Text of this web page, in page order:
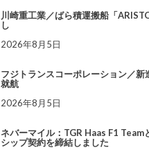
川崎重工業／ばら積運搬船「
し
2026年8月5日
フジトランスコーポレーション／新
就航
2026年8月5日
ネバーマイル：TGR Haas F1 Team
シップ契約を締結しました